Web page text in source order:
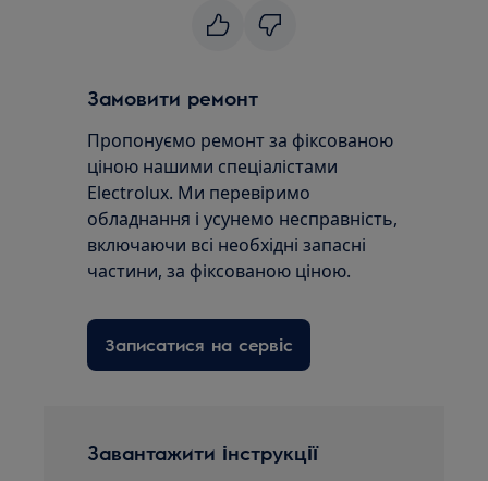
Замовити ремонт
Пропонуємо ремонт за фіксованою
ціною нашими спеціалістами
Electrolux. Ми перевіримо
обладнання і усунемо несправність,
включаючи всі необхідні запасні
частини, за фіксованою ціною.
Записатися на сервіс
Завантажити інструкції